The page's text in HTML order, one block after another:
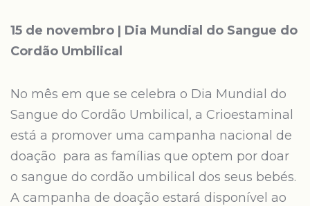
15 de novembro | Dia Mundial do Sangue do
Cordão Umbilical
No mês em que se celebra o Dia Mundial do
Sangue do Cordão Umbilical, a Crioestaminal
está a promover uma campanha nacional de
doação para as famílias que optem por doar
o sangue do cordão umbilical dos seus bebés.
A campanha de doação estará disponível ao